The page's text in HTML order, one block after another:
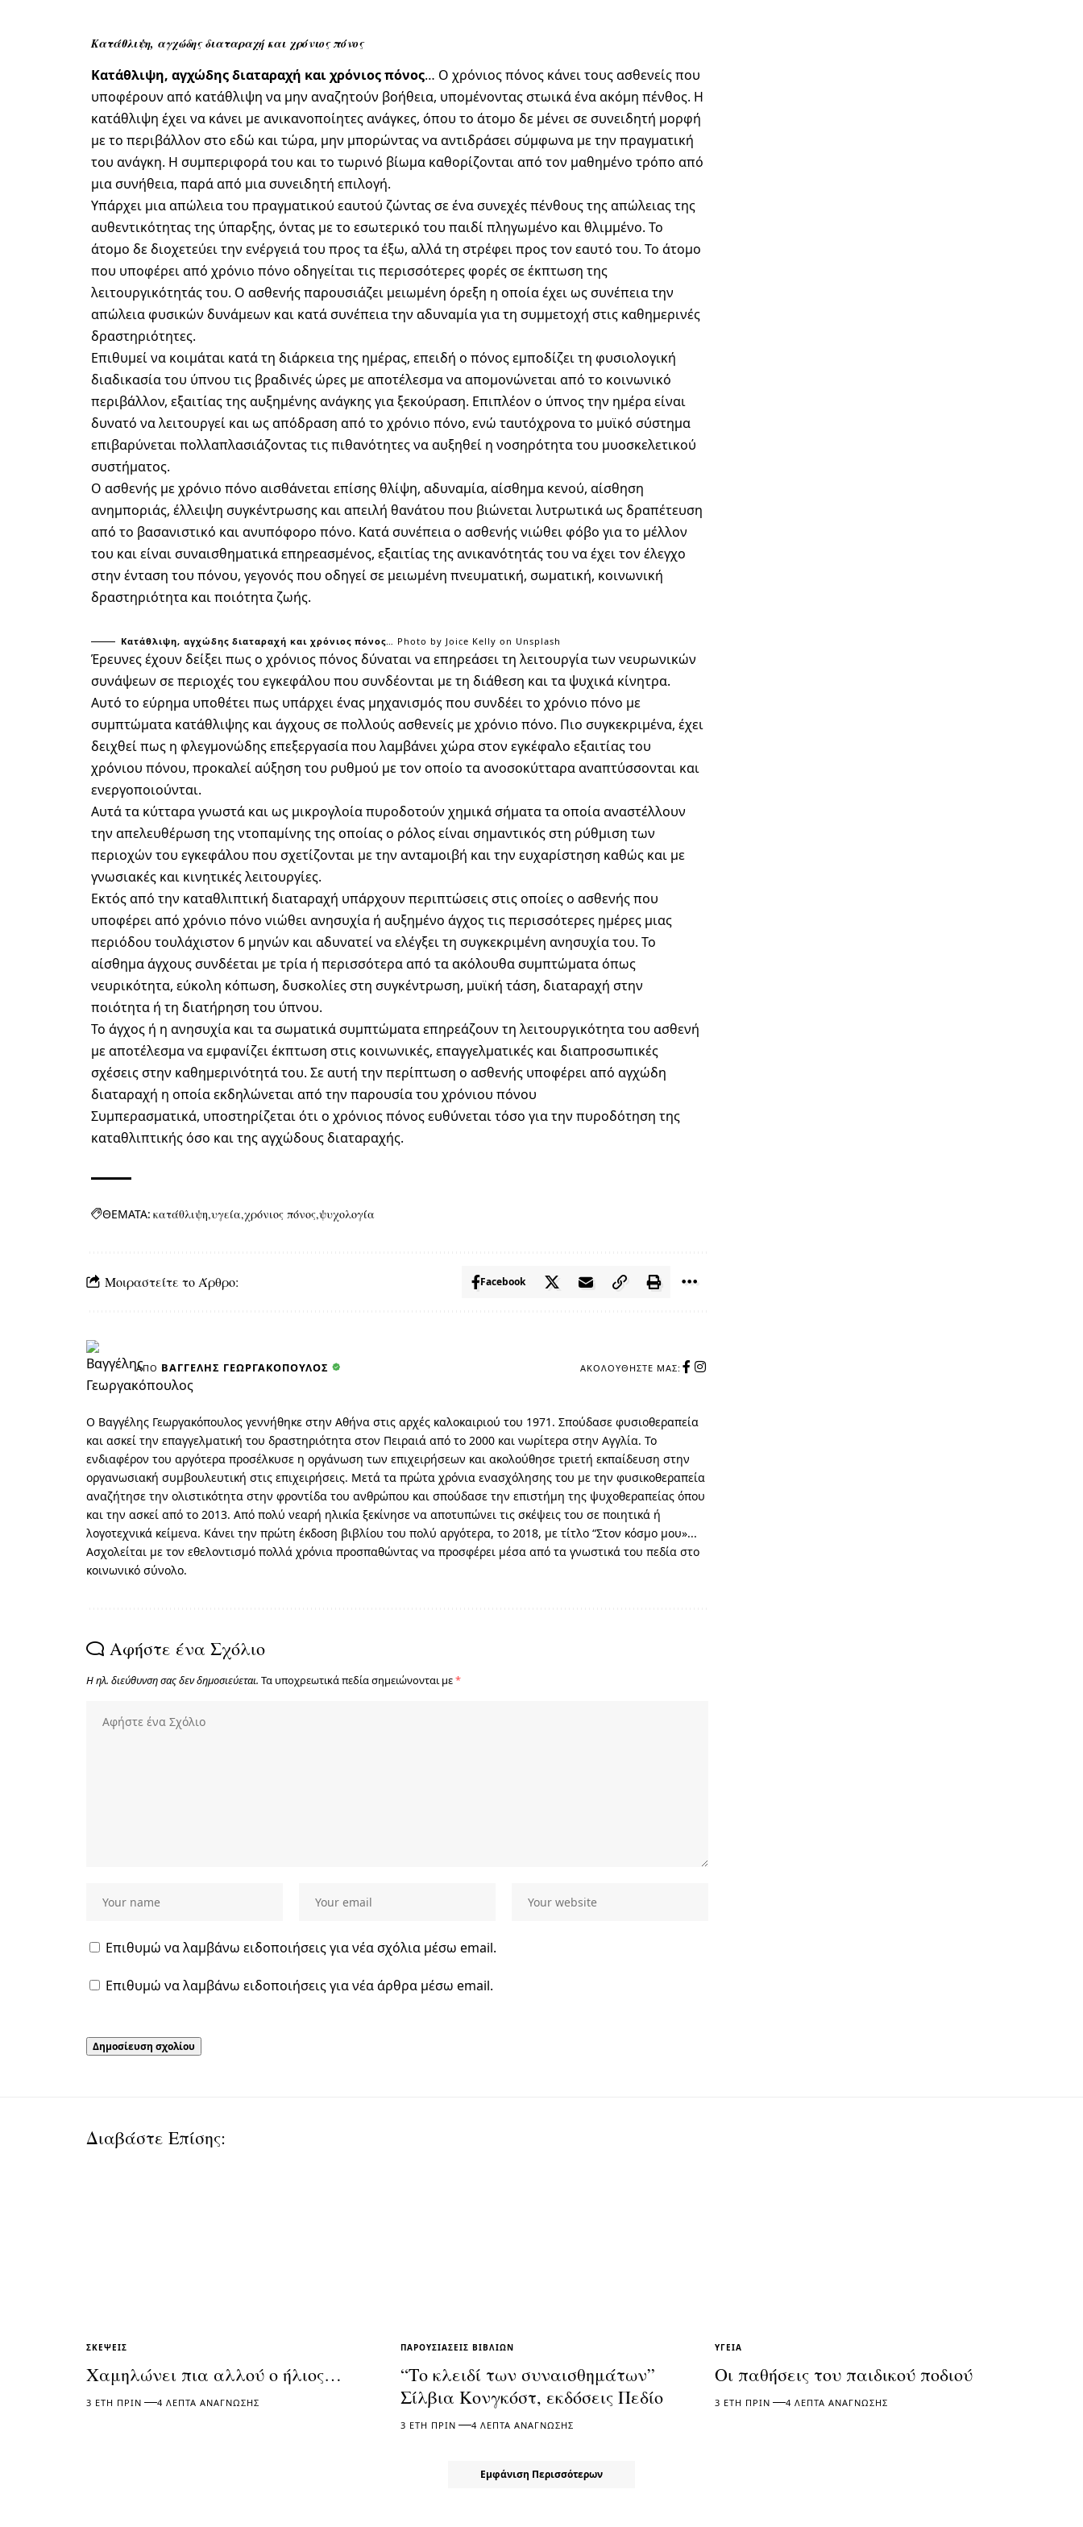
Κατάθλιψη, αγχώδης διαταραχή και χρόνιος πόνος
Κατάθλιψη, αγχώδης διαταραχή και χρόνιος πόνος… Ο χρόνιος πόνος κάνει τους ασθενείς που
υποφέρουν από κατάθλιψη να μην αναζητούν βοήθεια, υπομένοντας στωικά ένα ακόμη πένθος. Η
κατάθλιψη έχει να κάνει με ανικανοποίητες ανάγκες, όπου το άτομο δε μένει σε συνειδητή μορφή
με το περιβάλλον στο εδώ και τώρα, μην μπορώντας να αντιδράσει σύμφωνα με την πραγματική
του ανάγκη. Η συμπεριφορά του και το τωρινό βίωμα καθορίζονται από τον μαθημένο τρόπο από
μια συνήθεια, παρά από μια συνειδητή επιλογή.
Υπάρχει μια απώλεια του πραγματικού εαυτού ζώντας σε ένα συνεχές πένθους της απώλειας της
αυθεντικότητας της ύπαρξης, όντας με το εσωτερικό του παιδί πληγωμένο και θλιμμένο. Το
άτομο δε διοχετεύει την ενέργειά του προς τα έξω, αλλά τη στρέφει προς τον εαυτό του. Το άτομο
που υποφέρει από χρόνιο πόνο οδηγείται τις περισσότερες φορές σε έκπτωση της
λειτουργικότητάς του. Ο ασθενής παρουσιάζει μειωμένη όρεξη η οποία έχει ως συνέπεια την
απώλεια φυσικών δυνάμεων και κατά συνέπεια την αδυναμία για τη συμμετοχή στις καθημερινές
δραστηριότητες.
Επιθυμεί να κοιμάται κατά τη διάρκεια της ημέρας, επειδή ο πόνος εμποδίζει τη φυσιολογική
διαδικασία του ύπνου τις βραδινές ώρες με αποτέλεσμα να απομονώνεται από το κοινωνικό
περιβάλλον, εξαιτίας της αυξημένης ανάγκης για ξεκούραση. Επιπλέον ο ύπνος την ημέρα είναι
δυνατό να λειτουργεί και ως απόδραση από το χρόνιο πόνο, ενώ ταυτόχρονα το μυϊκό σύστημα
επιβαρύνεται πολλαπλασιάζοντας τις πιθανότητες να αυξηθεί η νοσηρότητα του μυοσκελετικού
συστήματος.
Ο ασθενής με χρόνιο πόνο αισθάνεται επίσης θλίψη, αδυναμία, αίσθημα κενού, αίσθηση
ανημποριάς, έλλειψη συγκέντρωσης και απειλή θανάτου που βιώνεται λυτρωτικά ως δραπέτευση
από το βασανιστικό και ανυπόφορο πόνο. Κατά συνέπεια ο ασθενής νιώθει φόβο για το μέλλον
του και είναι συναισθηματικά επηρεασμένος, εξαιτίας της ανικανότητάς του να έχει τον έλεγχο
στην ένταση του πόνου, γεγονός που οδηγεί σε μειωμένη πνευματική, σωματική, κοινωνική
δραστηριότητα και ποιότητα ζωής.
Κατάθλιψη, αγχώδης διαταραχή και χρόνιος πόνος… Photo by Joice Kelly on Unsplash
Έρευνες έχουν δείξει πως ο χρόνιος πόνος δύναται να επηρεάσει τη λειτουργία των νευρωνικών
συνάψεων σε περιοχές του εγκεφάλου που συνδέονται με τη διάθεση και τα ψυχικά κίνητρα.
Αυτό το εύρημα υποθέτει πως υπάρχει ένας μηχανισμός που συνδέει το χρόνιο πόνο με
συμπτώματα κατάθλιψης και άγχους σε πολλούς ασθενείς με χρόνιο πόνο. Πιο συγκεκριμένα, έχει
δειχθεί πως η φλεγμονώδης επεξεργασία που λαμβάνει χώρα στον εγκέφαλο εξαιτίας του
χρόνιου πόνου, προκαλεί αύξηση του ρυθμού με τον οποίο τα ανοσοκύτταρα αναπτύσσονται και
ενεργοποιούνται.
Αυτά τα κύτταρα γνωστά και ως μικρογλοία πυροδοτούν χημικά σήματα τα οποία αναστέλλουν
την απελευθέρωση της ντοπαμίνης της οποίας ο ρόλος είναι σημαντικός στη ρύθμιση των
περιοχών του εγκεφάλου που σχετίζονται με την ανταμοιβή και την ευχαρίστηση καθώς και με
γνωσιακές και κινητικές λειτουργίες.
Εκτός από την καταθλιπτική διαταραχή υπάρχουν περιπτώσεις στις οποίες ο ασθενής που
υποφέρει από χρόνιο πόνο νιώθει ανησυχία ή αυξημένο άγχος τις περισσότερες ημέρες μιας
περιόδου τουλάχιστον 6 μηνών και αδυνατεί να ελέγξει τη συγκεκριμένη ανησυχία του. Το
αίσθημα άγχους συνδέεται με τρία ή περισσότερα από τα ακόλουθα συμπτώματα όπως
νευρικότητα, εύκολη κόπωση, δυσκολίες στη συγκέντρωση, μυϊκή τάση, διαταραχή στην
ποιότητα ή τη διατήρηση του ύπνου.
Το άγχος ή η ανησυχία και τα σωματικά συμπτώματα επηρεάζουν τη λειτουργικότητα του ασθενή
με αποτέλεσμα να εμφανίζει έκπτωση στις κοινωνικές, επαγγελματικές και διαπροσωπικές
σχέσεις στην καθημερινότητά του. Σε αυτή την περίπτωση ο ασθενής υποφέρει από αγχώδη
διαταραχή η οποία εκδηλώνεται από την παρουσία του χρόνιου πόνου
Συμπερασματικά, υποστηρίζεται ότι ο χρόνιος πόνος ευθύνεται τόσο για την πυροδότηση της
καταθλιπτικής όσο και της αγχώδους διαταραχής.
ΘΕΜΑΤΑ: κατάθλιψη υγεία χρόνιος πόνος ψυχολογία
Μοιραστείτε το Άρθρο: Facebook
ΑΠΌ ΒΑΓΓΈΛΗΣ ΓΕΩΡΓΑΚΌΠΟΥΛΟΣ ΑΚΟΛΟΥΘΉΣΤΕ ΜΑΣ:
O Βαγγέλης Γεωργακόπουλος γεννήθηκε στην Αθήνα στις αρχές καλοκαιριού του 1971. Σπούδασε φυσιοθεραπεία
και ασκεί την επαγγελματική του δραστηριότητα στον Πειραιά από το 2000 και νωρίτερα στην Αγγλία. Το
ενδιαφέρον του αργότερα προσέλκυσε η οργάνωση των επιχειρήσεων και ακολούθησε τριετή εκπαίδευση στην
οργανωσιακή συμβουλευτική στις επιχειρήσεις. Μετά τα πρώτα χρόνια ενασχόλησης του με την φυσικοθεραπεία
αναζήτησε την ολιστικότητα στην φροντίδα του ανθρώπου και σπούδασε την επιστήμη της ψυχοθεραπείας όπου
και την ασκεί από το 2013. Από πολύ νεαρή ηλικία ξεκίνησε να αποτυπώνει τις σκέψεις του σε ποιητικά ή
λογοτεχνικά κείμενα. Κάνει την πρώτη έκδοση βιβλίου του πολύ αργότερα, το 2018, με τίτλο “Στον κόσμο μου»...
Ασχολείται με τον εθελοντισμό πολλά χρόνια προσπαθώντας να προσφέρει μέσα από τα γνωστικά του πεδία στο
κοινωνικό σύνολο.
Αφήστε ένα Σχόλιο
Η ηλ. διεύθυνση σας δεν δημοσιεύεται. Τα υποχρεωτικά πεδία σημειώνονται με*
Επιθυμώ να λαμβάνω ειδοποιήσεις για νέα σχόλια μέσω email.
Επιθυμώ να λαμβάνω ειδοποιήσεις για νέα άρθρα μέσω email.
Διαβάστε Επίσης:
ΣΚΈΨΕΙΣ
Χαμηλώνει πια αλλού ο ήλιος…
3 ΈΤΗ ΠΡΙΝ 4 ΛΕΠΤΆ ΑΝΆΓΝΩΣΗΣ
ΠΑΡΟΥΣΙΆΣΕΙΣ ΒΙΒΛΊΩΝ
“Το κλειδί των συναισθημάτων”
Σίλβια Κονγκόστ, εκδόσεις Πεδίο
3 ΈΤΗ ΠΡΙΝ 4 ΛΕΠΤΆ ΑΝΆΓΝΩΣΗΣ
ΥΓΕΊΑ
Οι παθήσεις του παιδικού ποδιού
3 ΈΤΗ ΠΡΙΝ 4 ΛΕΠΤΆ ΑΝΆΓΝΩΣΗΣ
Εμφάνιση Περισσότερων